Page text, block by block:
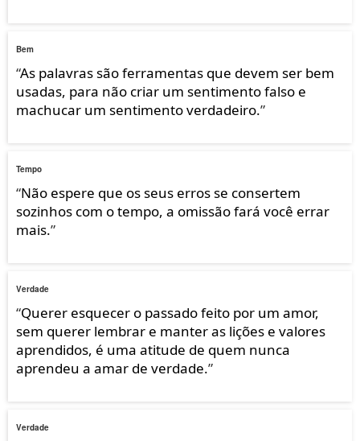
Bem
“As palavras são ferramentas que devem ser bem
usadas, para não criar um sentimento falso e
machucar um sentimento verdadeiro.”
Tempo
“Não espere que os seus erros se consertem
sozinhos com o tempo, a omissão fará você errar
mais.”
Verdade
“Querer esquecer o passado feito por um amor,
sem querer lembrar e manter as lições e valores
aprendidos, é uma atitude de quem nunca
aprendeu a amar de verdade.”
Verdade